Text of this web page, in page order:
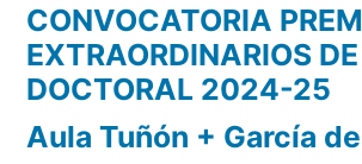
CONVOCATORIA
EXTRAORDINARIOS
DOCTORAL 2024-25
Aula Tuñón + García